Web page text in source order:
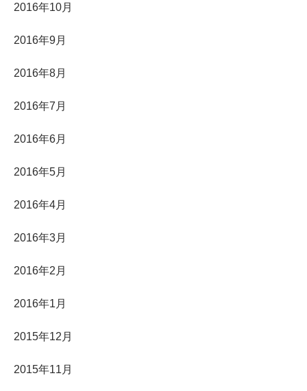
2016年10月
2016年9月
2016年8月
2016年7月
2016年6月
2016年5月
2016年4月
2016年3月
2016年2月
2016年1月
2015年12月
2015年11月